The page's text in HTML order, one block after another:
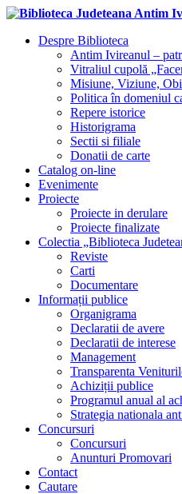
Despre Biblioteca
Antim Ivireanul –
Vitraliul cupolă
Misiune, Viziune,
Politica în domeniul
Repere istorice
Historigrama
Sectii si filiale
Donatii de carte
Catalog on-line
Evenimente
Proiecte
Proiecte in derulare
Proiecte finalizate
Colectia „Biblioteca
Reviste
Carti
Documentare
Informații publice
Organigrama
Declaratii de avere
Declaratii de interese
Management
Transparenta
Achiziții publice
Programul anual al
Strategia nationala
Concursuri
Concursuri
Anunturi Promovari
Contact
Cautare